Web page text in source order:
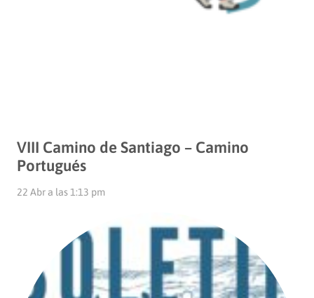
VIII Camino de Santiago – Camino
Portugués
22 Abr a las 1:13 pm